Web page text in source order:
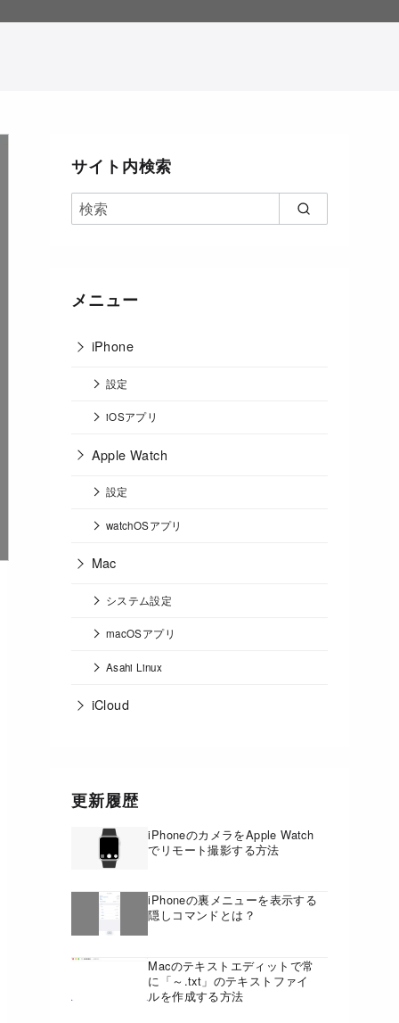
サイト内検索
メニュー
iPhone
設定
iOSアプリ
Apple Watch
設定
watchOSアプリ
Mac
システム設定
macOSアプリ
Asahi Linux
iCloud
更新履歴
iPhoneのカメラをApple Watch
でリモート撮影する方法
iPhoneの裏メニューを表示する
隠しコマンドとは？
Macのテキストエディットで常
に「～.txt」のテキストファイ
ルを作成する方法